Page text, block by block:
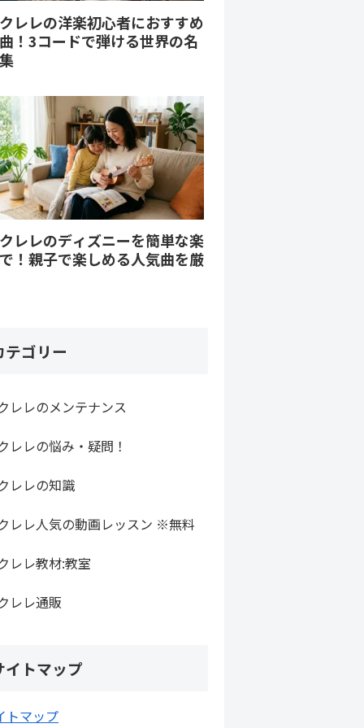
レレの洋楽初心者におすすめ
！3コードで弾ける世界の名
レレのディズニーを簡単な楽
！親子で楽しめる人気曲を厳
テゴリー
レレのメンテナンス
レレの悩み・疑問！
レレの知識
レレ人気の動画レッスン ※無料
レレ教材:教室
レレ通販
イトマップ
トマップ